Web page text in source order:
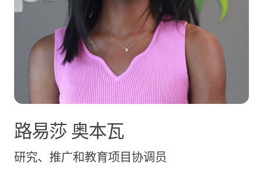
路易莎奥本瓦
研究、推广和教育项目协调员